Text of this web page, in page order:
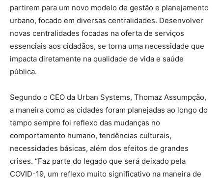
partirem para um novo modelo de gestão e planejamento
urbano, focado em diversas centralidades. Desenvolver
novas centralidades focadas na oferta de serviços
essenciais aos cidadãos, se torna uma necessidade que
impacta diretamente na qualidade de vida e saúde
pública.
Segundo o CEO da Urban Systems, Thomaz Assumpção,
a maneira como as cidades foram planejadas ao longo do
tempo sempre foi reflexo das mudanças no
comportamento humano, tendências culturais,
necessidades básicas, além dos efeitos de grandes
crises. “Faz parte do legado que será deixado pela
COVID-19, um reflexo muito significativo na maneira de